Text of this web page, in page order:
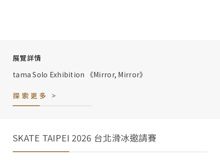
展覽詳情
tama Solo Exhibition 《Mirror, Mirror》
探索更多 >
SKATE TAIPEI 2026 台北滑冰邀請賽